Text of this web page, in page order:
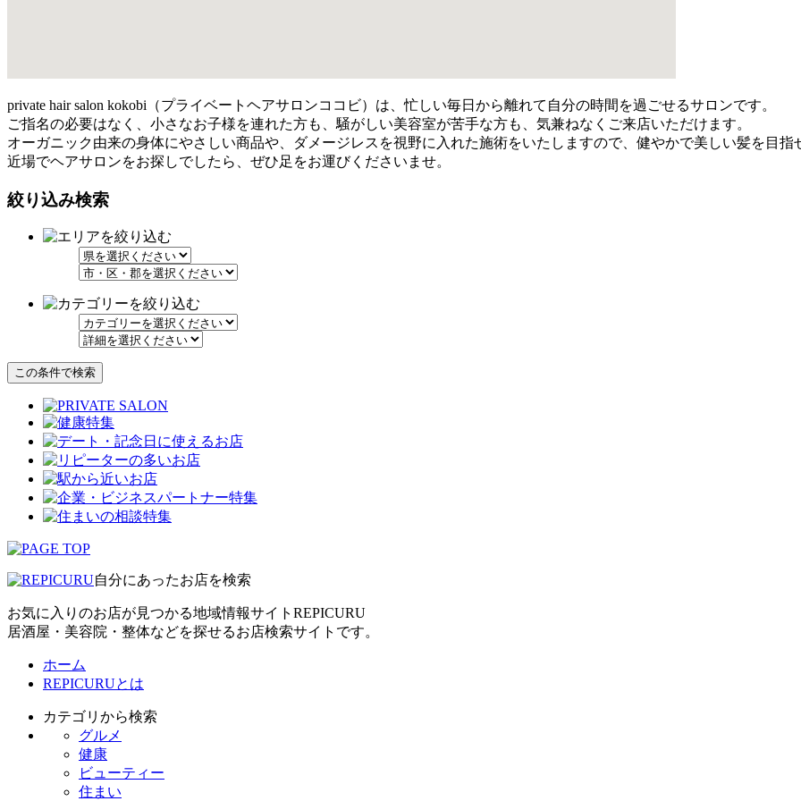
private hair salon kokobi（プライベートヘアサロンココビ）は、忙しい毎日から離れて自分の時間を過ごせるサロンです。
ご指名の必要はなく、小さなお子様を連れた方も、騒がしい美容室が苦手な方も、気兼ねなくご来店いただけます。
オーガニック由来の身体にやさしい商品や、ダメージレスを視野に入れた施術をいたしますので、健やかで美しい髪を目指
近場でヘアサロンをお探しでしたら、ぜひ足をお運びくださいませ。
絞り込み検索
自分にあったお店を検索
お気に入りのお店が見つかる地域情報サイトREPICURU
居酒屋・美容院・整体などを探せるお店検索サイトです。
ホーム
REPICURUとは
カテゴリから検索
グルメ
健康
ビューティー
住まい